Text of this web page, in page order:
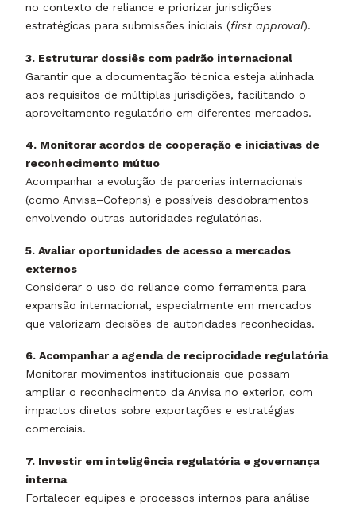
no contexto de reliance e priorizar jurisdições
estratégicas para submissões iniciais (first approval).
3. Estruturar dossiês com padrão internacional
Garantir que a documentação técnica esteja alinhada
aos requisitos de múltiplas jurisdições, facilitando o
aproveitamento regulatório em diferentes mercados.
4. Monitorar acordos de cooperação e iniciativas de
reconhecimento mútuo
Acompanhar a evolução de parcerias internacionais
(como Anvisa–Cofepris) e possíveis desdobramentos
envolvendo outras autoridades regulatórias.
5. Avaliar oportunidades de acesso a mercados
externos
Considerar o uso do reliance como ferramenta para
expansão internacional, especialmente em mercados
que valorizam decisões de autoridades reconhecidas.
6. Acompanhar a agenda de reciprocidade regulatória
Monitorar movimentos institucionais que possam
ampliar o reconhecimento da Anvisa no exterior, com
impactos diretos sobre exportações e estratégias
comerciais.
7. Investir em inteligência regulatória e governança
interna
Fortalecer equipes e processos internos para análise